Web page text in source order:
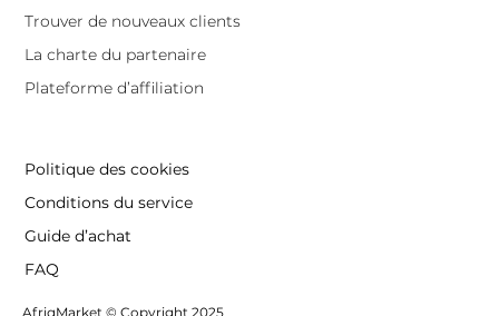
Trouver de nouveaux clients
La charte du partenaire
Plateforme d’affiliation
Politique des cookies
Conditions du service
Guide d’achat
FAQ
AfriqMarket © Copyright 2025